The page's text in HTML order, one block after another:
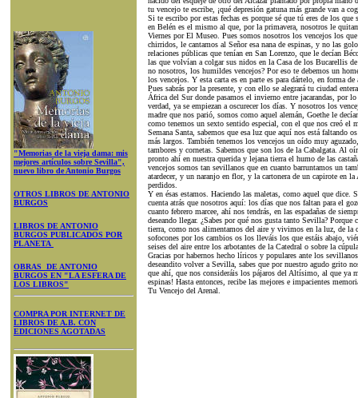
"Memorias de la vieja dama: mis
mejores artículos sobre Sevilla",
nuevo libro de Antonio Burgos
OTROS LIBROS DE ANTONIO
BURGOS
LIBROS DE ANTONIO
BURGOS PUBLICADOS POR
PLANETA
OBRAS DE ANTONIO
BURGOS EN "LA ESFERA DE
LOS LIBROS"
COMPRA POR INTERNET DE
LIBROS DE A.B. CON
EDICIONES AGOTADAS
tu vencejo te escribe, ¡qué depresión gatuna más grande van a
Si te escribo por estas fechas es porque sé que tú eres de los
en Belén es el mismo al que, por la primavera, nosotros le
Viernes por El Museo. Pues somos nosotros los vencejos los
chirridos, le cantamos al Señor esa nana de espinas, y no las
relaciones públicas que tenían en San Lorenzo, que le decían
las que volvían a colgar sus nidos en la Casa de los Bucarellis
no nosotros, los humildes vencejos? Por eso te debemos un
los vencejos. Y esta carta es en parte es para dártelo, en forma
Pues sabrás por la presente, y con ello se alegrará tu ciudad
África del Sur donde pasamos el invierno entre jacarandas, por lo
verdad, ya se empiezan a oscurecer los días. Y nosotros los
madre que nos parió, somos como aquel alemán, Goethe le
como tenemos un sexto sentido especial, con el que nos creó el
Semana Santa, sabemos que esa luz que aquí nos está faltando
más largos. También tenemos los vencejos un oído muy
tambores y cornetas. Sabemos que son los de la Cabalgata. Al
pronto ahí en nuestra querida y lejana tierra el humo de las
vencejos somos tan sevillanos que en cuanto barruntamos un
atardecer, y un naranjo en flor, y la cartonera de un capirote en
perdidos.
Y en ésas estamos. Haciendo las maletas, como aquel que dice.
cuenta atrás que nosotros aquí: los días que nos faltan para el
cuanto febrero marcee, ahí nos tendrás, en las espadañas de
deseando llegar. ¿Sabes por qué nos gusta tanto Sevilla? Porque
tierra, como nos alimentamos del aire y vivimos en la luz, de la
sofocones por los cambios os los lleváis los que estáis abajo,
seises del aire entre los arbotantes de la Catedral o sobre la
Gracias por habernos hecho líricos y populares ante los
deseandito volver a Sevilla, sabes que por nuestro agudo grito
que ahí, que nos consideráis los pájaros del Altísimo, al que ya
espinas! Hasta entonces, recibe las mejores e impacientes
Tu Vencejo del Arenal.